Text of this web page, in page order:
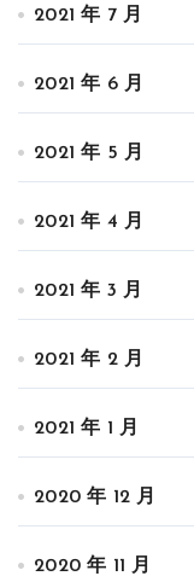
2021 年 7 月
2021 年 6 月
2021 年 5 月
2021 年 4 月
2021 年 3 月
2021 年 2 月
2021 年 1 月
2020 年 12 月
2020 年 11 月